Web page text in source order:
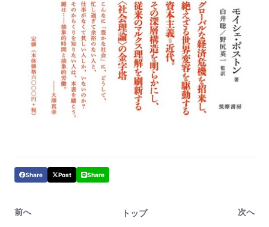
Share Post Share
前へ トップ 次へ